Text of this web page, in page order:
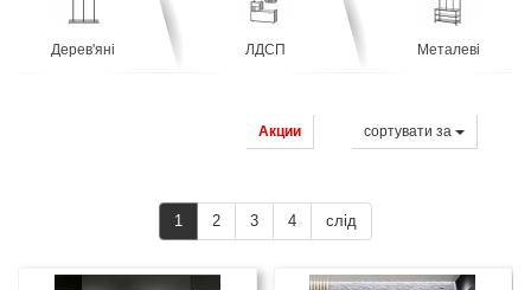
Дерев'яні ЛДСП Металеві
сортувати за
Акции
1 2 3 4 слід